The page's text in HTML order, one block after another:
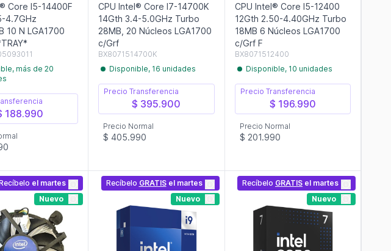
Core I5-14400F
4.7GHz
10 N LGA1700
más de 20
188.990
CPU Intel® Core I7-14700K
14Gth 3.4-5.0GHz Turbo
28MB, 20 Núcleos LGA1700
c/Grf
BX8071514700K
Disponible, 16 unidades
Precio Transferencia
$ 395.900
Precio Normal
$ 405.990
CPU Intel® Core I5-12400
12Gth 2.50-4.40GHz Turbo
18MB 6 Núcleos LGA1700
c/Grf F
BX8071512400
Disponible, 10 unidades
Precio Transferencia
$ 196.990
Precio Normal
$ 201.990
el martes
Nuevo
Recíbelo GRATISel martes
Nuevo
Recíbelo GRATIS el martes
Nuevo